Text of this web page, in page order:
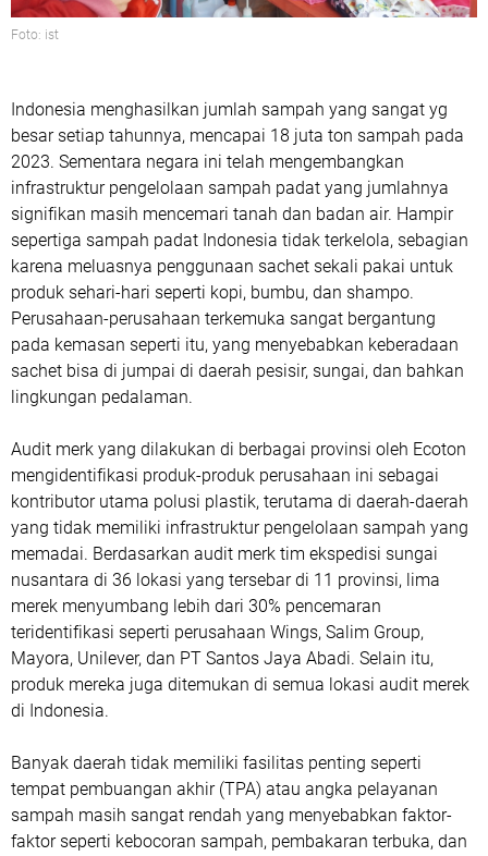
Foto: ist
Indonesia menghasilkan jumlah sampah yang sangat yg
besar setiap tahunnya, mencapai 18 juta ton sampah pada
2023. Sementara negara ini telah mengembangkan
infrastruktur pengelolaan sampah padat yang jumlahnya
signifikan masih mencemari tanah dan badan air. Hampir
sepertiga sampah padat Indonesia tidak terkelola, sebagian
karena meluasnya penggunaan sachet sekali pakai untuk
produk sehari-hari seperti kopi, bumbu, dan shampo.
Perusahaan-perusahaan terkemuka sangat bergantung
pada kemasan seperti itu, yang menyebabkan keberadaan
sachet bisa di jumpai di daerah pesisir, sungai, dan bahkan
lingkungan pedalaman.
Audit merk yang dilakukan di berbagai provinsi oleh Ecoton
mengidentifikasi produk-produk perusahaan ini sebagai
kontributor utama polusi plastik, terutama di daerah-daerah
yang tidak memiliki infrastruktur pengelolaan sampah yang
memadai. Berdasarkan audit merk tim ekspedisi sungai
nusantara di 36 lokasi yang tersebar di 11 provinsi, lima
merek menyumbang lebih dari 30% pencemaran
teridentifikasi seperti perusahaan Wings, Salim Group,
Mayora, Unilever, dan PT Santos Jaya Abadi. Selain itu,
produk mereka juga ditemukan di semua lokasi audit merek
di Indonesia.
Banyak daerah tidak memiliki fasilitas penting seperti
tempat pembuangan akhir (TPA) atau angka pelayanan
sampah masih sangat rendah yang menyebabkan faktor-
faktor seperti kebocoran sampah, pembakaran terbuka, dan